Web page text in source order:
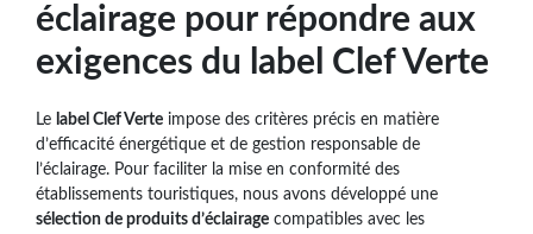
éclairage pour répondre aux
exigences du label Clef Verte
Le label Clef Verte impose des critères précis en matière
d’efficacité énergétique et de gestion responsable de
l’éclairage. Pour faciliter la mise en conformité des
établissements touristiques, nous avons développé une
sélection de produits d’éclairage compatibles avec les